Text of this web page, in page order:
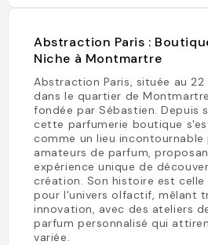
Abstraction Paris :
Niche à Montmartre
Abstraction Paris, située au 22
dans le quartier de
fondée par Sébastien. Depuis
cette parfumerie boutique
comme un lieu incontournable
amateurs de parfum,
expérience unique de
création. Son histoire est celle
pour l'univers olfactif, mêlant
innovation, avec des ateliers
parfum personnalisé qui
variée.